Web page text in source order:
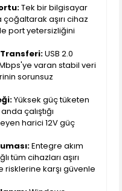
Tek bir bilgisayar
çoğaltarak aşırı cihaz
port yetersizliğini
USB 2.0
varan stabil veri
sorunsuz
Yüksek güç tüketen
çalıştığı
harici 12V güç
Entegre akım
tüm cihazları aşırı
risklerine karşı güvenle